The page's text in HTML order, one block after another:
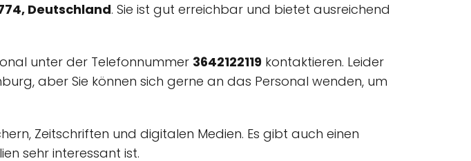
Deutschland. Sie ist gut erreichbar und bietet ausreichend
unter der Telefonnummer 3642122119 kontaktieren. Leider
aber Sie können sich gerne an das Personal wenden, um
Zeitschriften und digitalen Medien. Es gibt auch einen
sehr interessant ist.